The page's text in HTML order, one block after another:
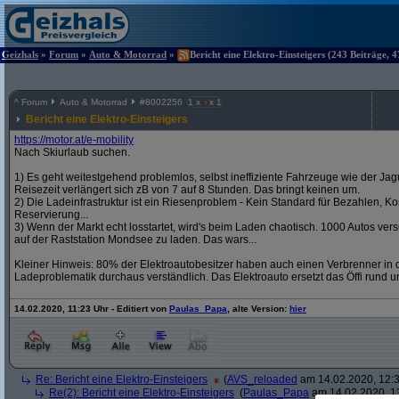
Geizhals » Forum » Auto & Motorrad » Bericht eine Elektro-Einsteigers (243 Beiträge,
^ Forum Auto & Motorrad #8002256 1 x x 1
Bericht eine Elektro-Einsteigers
https://motor.at/e-mobility
Nach Skiurlaub suchen.
1) Es geht weitestgehend problemlos, selbst ineffiziente Fahrzeuge wie der
Reisezeit verlängert sich zB von 7 auf 8 Stunden. Das bringt keinen um.
2) Die Ladeinfrastruktur ist ein Riesenproblem - Kein Standard für Bezahlen,
Reservierung...
3) Wenn der Markt echt losstartet, wird's beim Laden chaotisch. 1000 Autos
auf der Raststation Mondsee zu laden. Das wars...
Kleiner Hinweis: 80% der Elektroautobesitzer haben auch einen Verbrenner in
Ladeproblematik durchaus verständlich. Das Elektroauto ersetzt das Öffi rund
14.02.2020, 11:23 Uhr - Editiert von Paulas_Papa , alte Version: hier
Re: Bericht eine Elektro-Einsteigers (AVS_reloaded am 14.02.2020,
Re(2): Bericht eine Elektro-Einsteigers (Paulas_Papa am 14.02.2020,